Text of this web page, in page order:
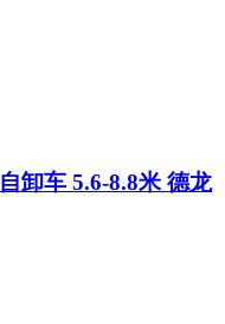
卸车 5.6-8.8米 德龙